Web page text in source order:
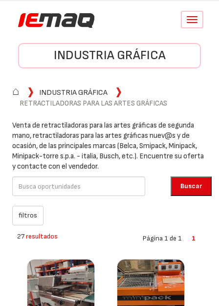
Conmutar
INDUSTRIA GRÁFICA
⌂
INDUSTRIA GRÁFICA
RETRACTILADORAS PARA LAS ARTES GRÁFICAS
Venta de retractiladoras para las artes gráficas de segunda
mano, retractiladoras para las artes gráficas nuev@s y de
ocasión, de las principales marcas (Belca, Smipack, Minipack,
Minipack-torre s.p.a. - italia, Busch, etc.). Encuentre su oferta
y contacte con el vendedor.
27resultados Página 1 de 1 1